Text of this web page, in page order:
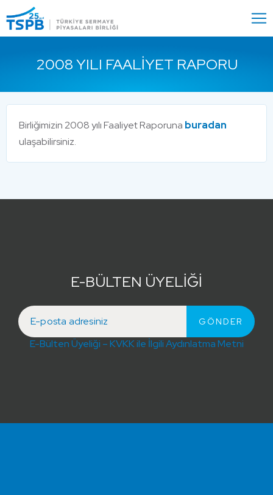
Close
2008 YILI FAALIYET RAPORU
Birliğimizin 2008 yılı Faaliyet Raporuna buradan
ulaşabilirsiniz.
E-BÜLTEN ÜYELİĞİ
E-Bülten Üyeliği – KVKK ile İlgili Aydınlatma Metni